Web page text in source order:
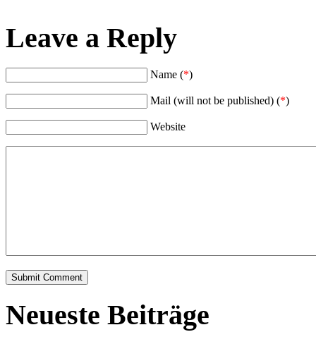
Leave a Reply
Name (*)
Mail (will not be published) (*)
Website
Neueste Beiträge